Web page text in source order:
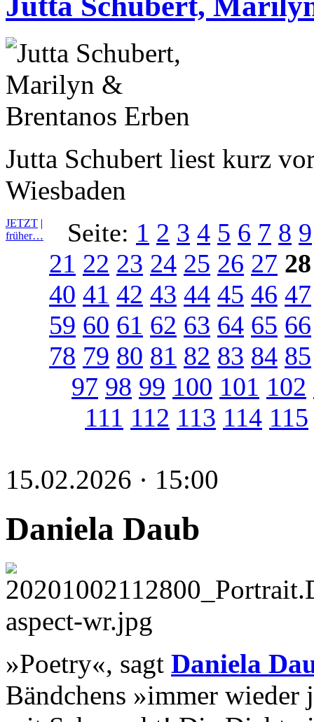
Jutta Schubert liest kurz
Wiesbaden
JETZT |
früher…
Seite: 1 2 3 4 5 6 7 8 9
21 22 23 24 25 26 27 28
40 41 42 43 44 45 46 47
59 60 61 62 63 64 65 66
78 79 80 81 82 83 84 85
97 98 99 100 101 102
111 112 113 114 115
15.02.2026 · 15:00
Daniela Daub
»Poetry«, sagt Daniela
Bändchens »immer wieder